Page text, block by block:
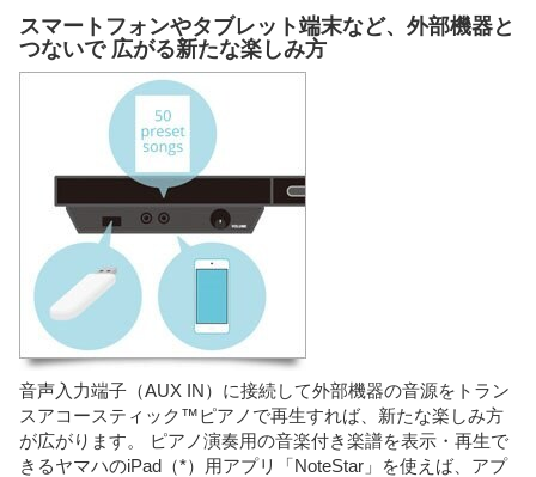
スマートフォンやタブレット端末など、外部機器と
つないで 広がる新たな楽しみ方
音声入力端子（AUX IN）に接続して外部機器の音源をトラン
スアコースティック™ピアノで再生すれば、新たな楽しみ方
が広がります。 ピアノ演奏用の音楽付き楽譜を表示・再生で
きるヤマハのiPad（*）用アプリ「NoteStar」を使えば、アプ